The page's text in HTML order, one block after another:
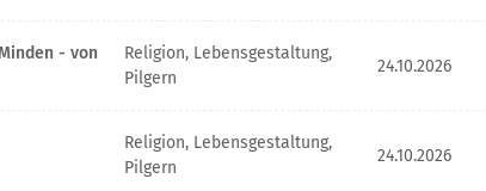
- von
Religion, Lebensgestaltung,
Pilgern
24.10.2026
Religion, Lebensgestaltung,
Pilgern
24.10.2026